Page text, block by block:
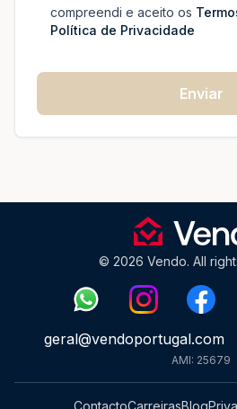
compreendi e aceito os
Política de Privacidade
Enviar
© 2026 Vendo. All
geral@vendoportugal.com
AMI: 25679
ContactoCarreirasBlog